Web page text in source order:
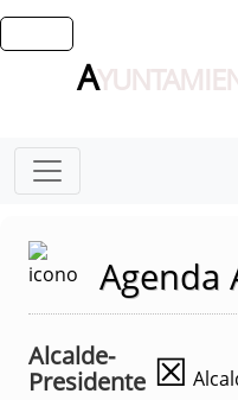
A
Agenda
Alcalde-
Presidente ☒